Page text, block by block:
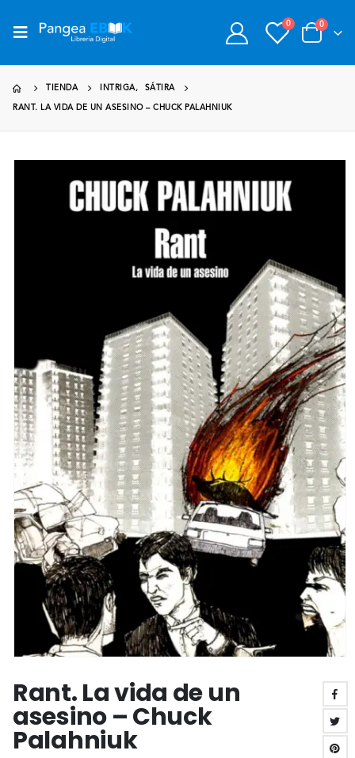
0 0
TIENDA INTRIGA, SÁTIRA
RANT. LA VIDA DE UN ASESINO – CHUCK PALAHNIUK
Rant. La vida de un
asesino – Chuck
Palahniuk